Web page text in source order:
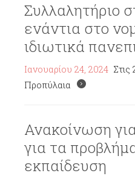
Συλλαλητήριο
ενάντια στο
ιδιωτικά
Ιανουαρίου 24, 2024 Στις
Προπύλαια
Ανακοίνωση
για τα
εκπαίδευση